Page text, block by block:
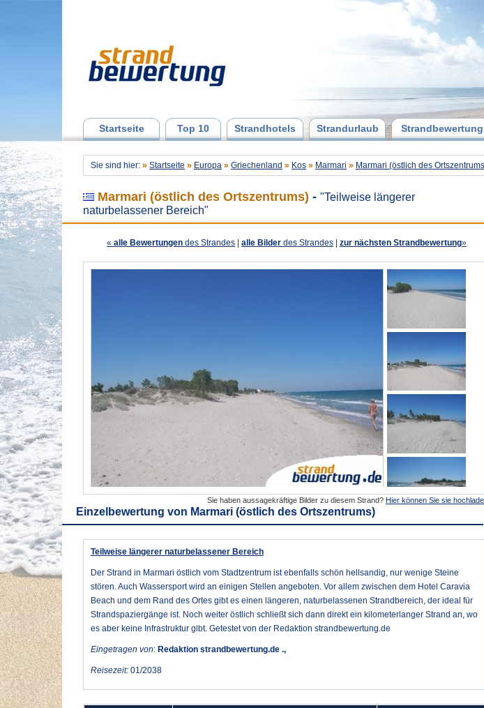
Startseite Top 10 Strandhotels Strandurlaub
Sie sind hier: » Startseite » Europa » Griechenland » Kos » Marmari » Marmari (östlich des
Marmari (östlich des Ortszentrums) - "Teilweise längerer
naturbelassener Bereich"
« alle Bewertungen des Strandes alle Bilder des Strandes zur nächsten Strandbewertung»
Sie haben aussagekräftige Bilder zu diesem Strand? Hier können Sie sie
Einzelbewertung von Marmari (östlich des Ortszentrums)
Teilweise längerer naturbelassener Bereich
Der Strand in Marmari östlich vom Stadtzentrum ist ebenfalls schön hellsandig, nur wenige Steine
stören. Auch Wassersport wird an einigen Stellen angeboten. Vor allem zwischen dem Hotel Caravia
Beach und dem Rand des Ortes gibt es einen längeren, naturbelassenen Strandbereich, der ideal für
Strandspaziergänge ist. Noch weiter östlich schließt sich dann direkt ein kilometerlanger Strand an, wo
es aber keine Infrastruktur gibt. Getestet von der Redaktion strandbewertung.de
Eingetragen von: Redaktion strandbewertung.de .,
Reisezeit: 01/2038